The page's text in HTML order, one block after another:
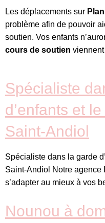
Les déplacements sur
problème afin de pouvoir
soutien. Vos enfants
cours de soutien
Spécialiste
d’enfants et
Saint-Andiol
Spécialiste dans la garde
Saint-Andiol Notre agence
s’adapter au mieux à vos
Nounou à